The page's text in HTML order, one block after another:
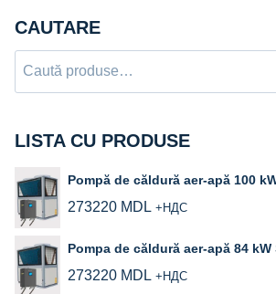
CAUTARE
Caută
după:
LISTA CU PRODUSE
Pompă de căldură aer-apă 100
273220 MDL +НДС
Pompa de căldură aer-apă 84 kW
273220 MDL +НДС